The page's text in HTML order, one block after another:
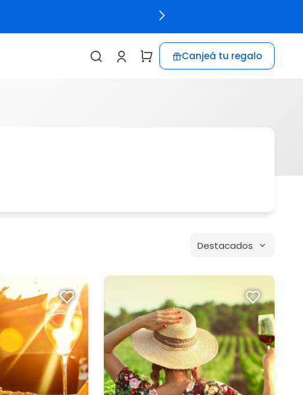
Canjeá tu regalo
Destacados